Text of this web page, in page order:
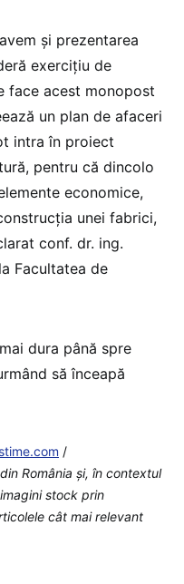
și prezentarea
exercițiu de
face acest monopost
un plan de afaceri
intra în proiect
pentru că dincolo
economice,
unei fabrici,
conf. dr. ing.
Facultatea de
dura până spre
să înceapă
/
România şi, în contextul
stock prin
cât mai relevant